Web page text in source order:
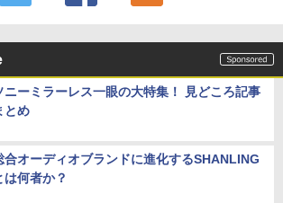
ニーミラーレス一眼の大特集！ 見どころ記事
とめ
合オーディオブランドに進化するSHANLING
は何者か？